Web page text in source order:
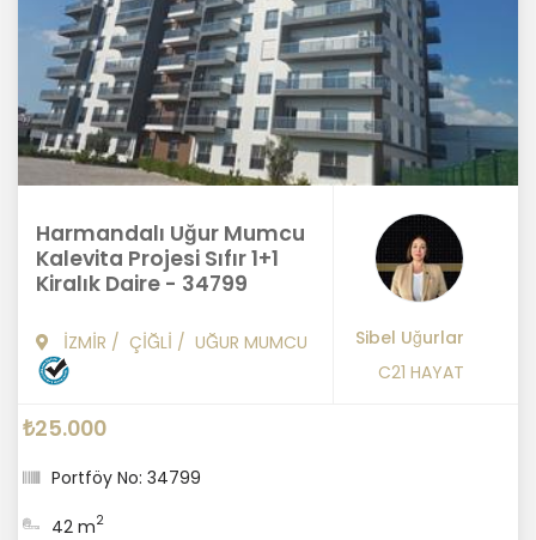
Harmandalı Uğur Mumcu
Kalevita Projesi Sıfır 1+1
Kiralık Daire - 34799
İZMİR / ÇİĞLİ / UĞUR MUMCU
Sibel Uğurlar
C21 HAYAT
₺25.000
Portföy No: 34799
42 m2